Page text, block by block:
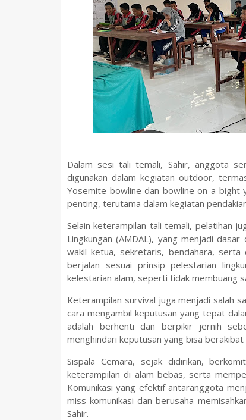
Dalam sesi tali temali, Sahir, anggota
digunakan dalam kegiatan outdoor,
Yosemite bowline dan bowline on a bight
penting, terutama dalam kegiatan
Selain keterampilan tali temali, pelatihan
Lingkungan (AMDAL), yang menjadi
wakil ketua, sekretaris, bendahara,
berjalan sesuai prinsip pelestarian
kelestarian alam, seperti tidak membuang
Keterampilan survival juga menjadi salah
cara mengambil keputusan yang tepat
adalah berhenti dan berpikir jernih
menghindari keputusan yang bisa berakibat
Sispala Cemara, sejak didirikan,
keterampilan di alam bebas, serta
Komunikasi yang efektif antaranggota
miss komunikasi dan berusaha
Sahir.